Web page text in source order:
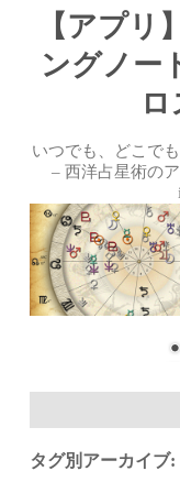
【アプリ
ングノー
いつでも、どこで
– 西洋占星術の
タグ別アーカイブ: